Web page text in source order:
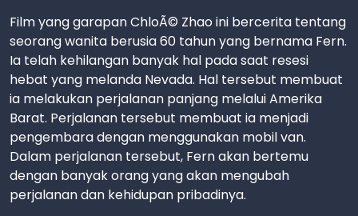
Film yang garapan ChloÃ© Zhao ini bercerita tentang
seorang wanita berusia 60 tahun yang bernama Fern.
Ia telah kehilangan banyak hal pada saat resesi
hebat yang melanda Nevada. Hal tersebut membuat
ia melakukan perjalanan panjang melalui Amerika
Barat. Perjalanan tersebut membuat ia menjadi
pengembara dengan menggunakan mobil van.
Dalam perjalanan tersebut, Fern akan bertemu
dengan banyak orang yang akan mengubah
perjalanan dan kehidupan pribadinya.